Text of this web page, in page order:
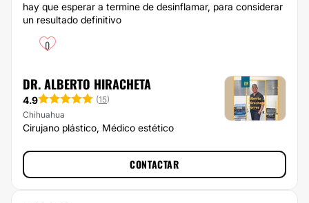
hay que esperar a termine de desinflamar, para considerar
un resultado definitivo
0
DR. ALBERTO HIRACHETA
4.9 (15)
Chihuahua
Cirujano plástico, Médico estético
CONTACTAR